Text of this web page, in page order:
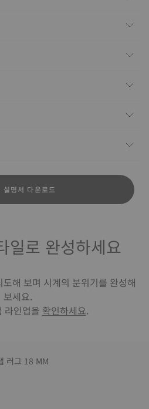
설명서 다운로드
일로 완성하세요
해 보며 시계의 분위기를 완성해
보세요.
라인업을 확인하세요.
러그 18 MM